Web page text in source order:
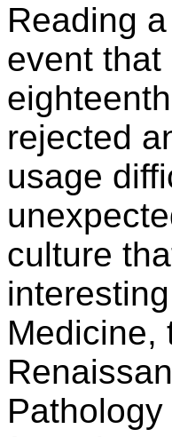
Reading
event
rejected
usage
culture
Medicine,